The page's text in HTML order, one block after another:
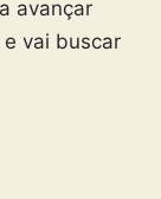
avançar
vai buscar